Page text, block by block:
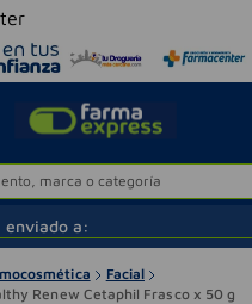
marca o categoría
enviado a:
Facial
Renew Cetaphil Frasco x 50 g